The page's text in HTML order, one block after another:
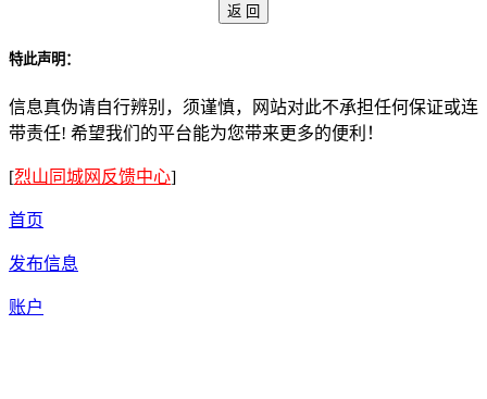
特此声明：
信息真伪请自行辨别，须谨慎，网站对此不承担任何保证或连
带责任! 希望我们的平台能为您带来更多的便利！
[烈山同城网反馈中心]
首页
发布信息
账户